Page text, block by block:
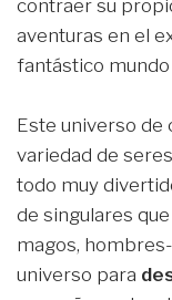
contraer su
aventuras en el
fantástico mundo
Este universo de
variedad de
todo muy
de singulares
magos,
universo para